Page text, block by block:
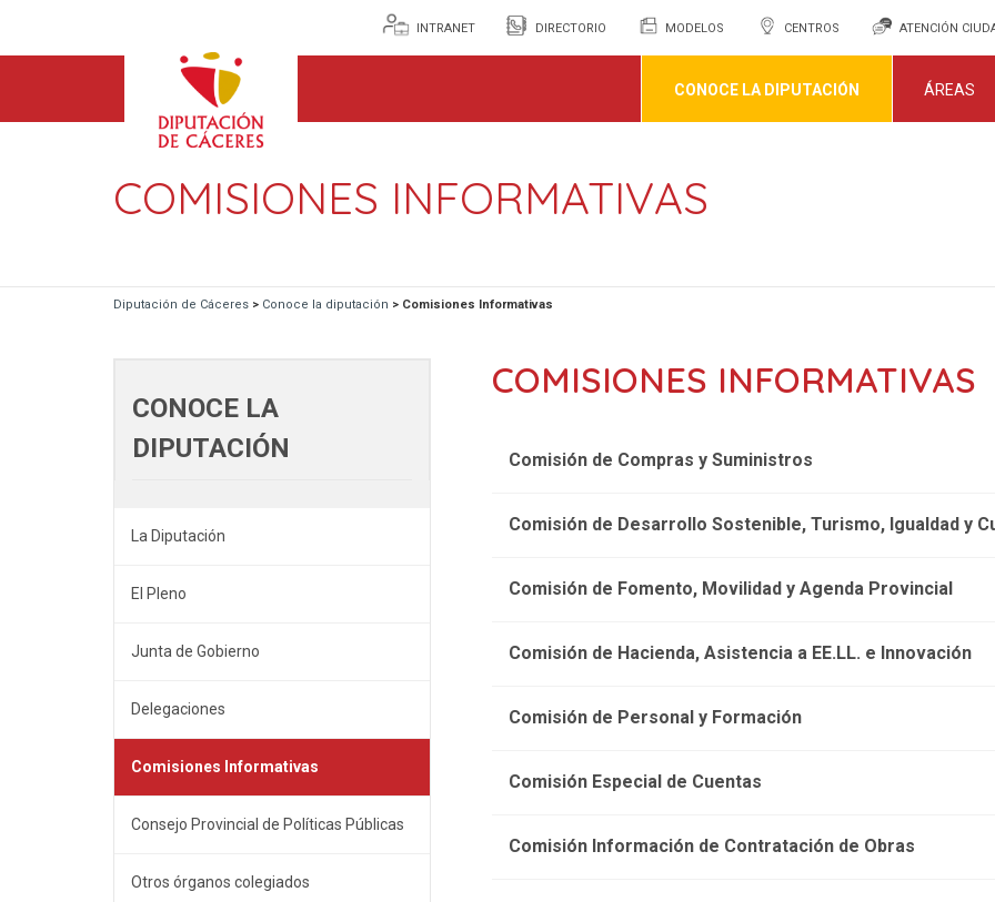
INTRANET DIRECTORIO MODELOS CENTROS ATENCIÓN
CONOCE LA DIPUTACIÓN ÁREAS
COMISIONES INFORMATIVAS
Diputación de Cáceres > Conoce la diputación > Comisiones Informativas
CONOCE LA
DIPUTACIÓN
La Diputación
El Pleno
Junta de Gobierno
Delegaciones
Comisiones Informativas
Consejo Provincial de Políticas Públicas
Otros órganos colegiados
COMISIONES INFORMATIVAS
Comisión de Compras y Suministros
Comisión de Desarrollo Sostenible, Turismo, Igualdad y
Comisión de Fomento, Movilidad y Agenda Provincial
Comisión de Hacienda, Asistencia a EE.LL. e Innovación
Comisión de Personal y Formación
Comisión Especial de Cuentas
Comisión Información de Contratación de Obras